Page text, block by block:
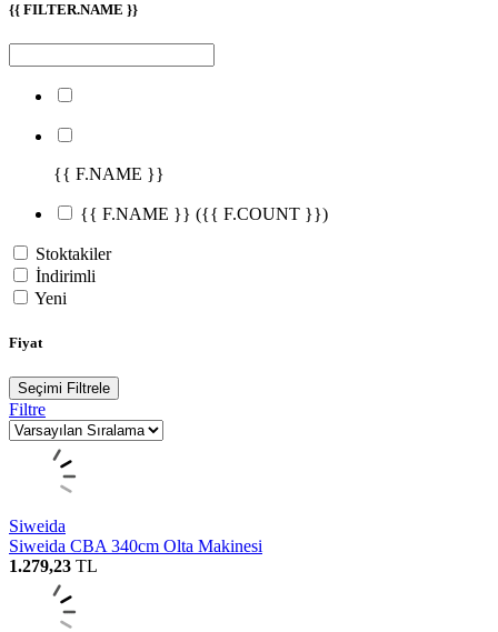
{{ FILTER.NAME }}
{{ F.NAME }}
{{ F.NAME }} ({{ F.COUNT }})
Stoktakiler
İndirimli
Yeni
Fiyat
Seçimi Filtrele
Filtre
Siweida
Siweida CBA 340cm Olta Makinesi
1.279,23 TL